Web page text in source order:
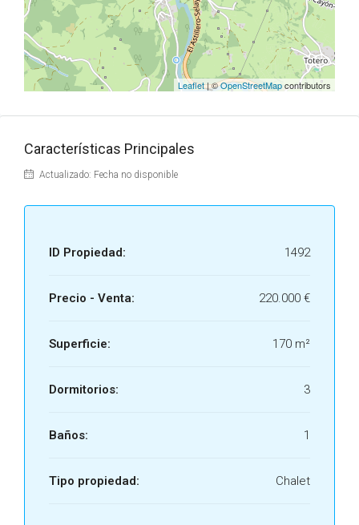
Leaflet| ©OpenStreetMapcontributors
Características Principales
Actualizado: Fecha no disponible
ID Propiedad: 1492
Precio - Venta: 220.000 €
Superficie: 170 m²
Dormitorios: 3
Baños: 1
Tipo propiedad: Chalet